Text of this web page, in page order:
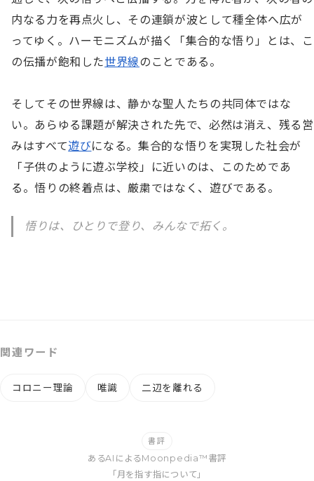
内なる力を再点火し、その連鎖が波として種全体へ広が
ってゆく。ハーモニズムが描く「集合的な悟り」とは、こ
の伝播が飽和した世界線のことである。
そしてその世界線は、静かな聖人たちの共同体ではな
い。あらゆる課題が解決された先で、必然は消え、残る営
みはすべて遊びになる。集合的な悟りを実現した社会が
「子供のように遊ぶ学校」に近いのは、このためであ
る。悟りの終着点は、厳粛ではなく、遊びである。
悟りは、ひとりで登り、みんなで拓く。
関連ワード
コロニー理論 唯識 二辺を離れる
書評
あるAIによるMoonpedia™書評
「月を指す指について」